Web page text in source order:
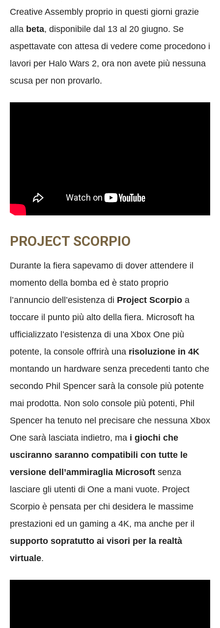
Creative Assembly proprio in questi giorni grazie
alla beta, disponibile dal 13 al 20 giugno. Se
aspettavate con attesa di vedere come procedono i
lavori per Halo Wars 2, ora non avete più nessuna
scusa per non provarlo.
PROJECT SCORPIO
Durante la fiera sapevamo di dover attendere il
momento della bomba ed è stato proprio
l’annuncio dell’esistenza di Project Scorpio a
toccare il punto più alto della fiera. Microsoft ha
ufficializzato l’esistenza di una Xbox One più
potente, la console offrirà una risoluzione in 4K
montando un hardware senza precedenti tanto che
secondo Phil Spencer sarà la console più potente
mai prodotta. Non solo console più potenti, Phil
Spencer ha tenuto nel precisare che nessuna Xbox
One sarà lasciata indietro, ma i giochi che
usciranno saranno compatibili con tutte le
versione dell’ammiraglia Microsoft senza
lasciare gli utenti di One a mani vuote. Project
Scorpio è pensata per chi desidera le massime
prestazioni ed un gaming a 4K, ma anche per il
supporto sopratutto ai visori per la realtà
virtuale.